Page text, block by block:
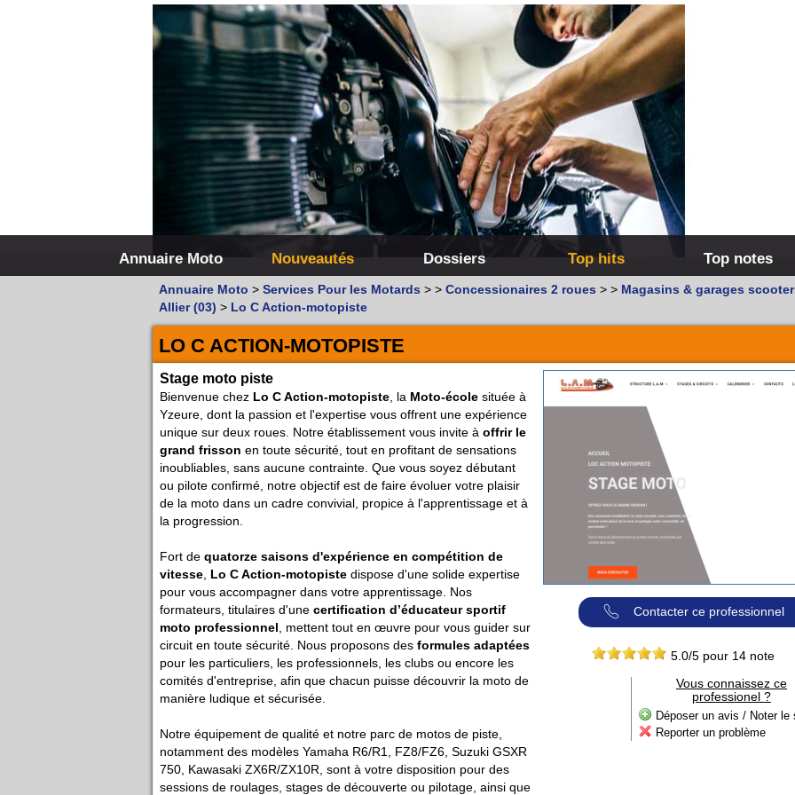
Annuaire Moto Nouveautés Dossiers Top hits Top notes
Annuaire Moto > Services Pour les Motards > > Concessionaires 2 roues > > Magasins & garages
Allier (03) > Lo C Action-motopiste
LO C ACTION-MOTOPISTE
Contacter ce professionnel
5.0/5 pour 14 note
Vous connaissez ce
professionel ?
Déposer un avis / Noter le
Reporter un problème
Stage moto piste
Bienvenue chez Lo C Action-motopiste , la Moto-école située à
Yzeure, dont la passion et l'expertise vous offrent une expérience
unique sur deux roues. Notre établissement vous invite à offrir le
grand frisson en toute sécurité, tout en profitant de sensations
inoubliables, sans aucune contrainte. Que vous soyez débutant
ou pilote confirmé, notre objectif est de faire évoluer votre plaisir
de la moto dans un cadre convivial, propice à l'apprentissage et à
la progression.
Fort de quatorze saisons d'expérience en compétition de
vitesse Lo C Action-motopiste dispose d'une solide expertise
pour vous accompagner dans votre apprentissage. Nos
formateurs, titulaires d'une certification d’éducateur sportif
moto professionnel , mettent tout en œuvre pour vous guider sur
circuit en toute sécurité. Nous proposons des formules adaptées
pour les particuliers, les professionnels, les clubs ou encore les
comités d'entreprise, afin que chacun puisse découvrir la moto de
manière ludique et sécurisée.
Notre équipement de qualité et notre parc de motos de piste,
notamment des modèles Yamaha R6/R1, FZ8/FZ6, Suzuki GSXR
750, Kawasaki ZX6R/ZX10R, sont à votre disposition pour des
sessions de roulages, stages de découverte ou pilotage, ainsi que